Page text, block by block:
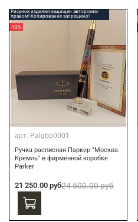
Рисунок изделия защищен авторским
правом! Копирование запрещено!
-13%
арт. Palgbp0001
Ручка расписная Паркер "Москва.
Кремль" в фирменной коробке
Parker
21 250.00 руб24 500.00 руб